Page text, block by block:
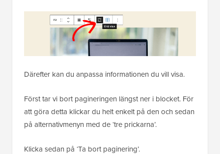
Därefter kan du anpassa informationen du vill visa.
Först tar vi bort pagineringen längst ner i blocket. För
att göra detta klickar du helt enkelt på den och sedan
på alternativmenyn med de ‘tre prickarna’.
Klicka sedan på ‘Ta bort paginering’.